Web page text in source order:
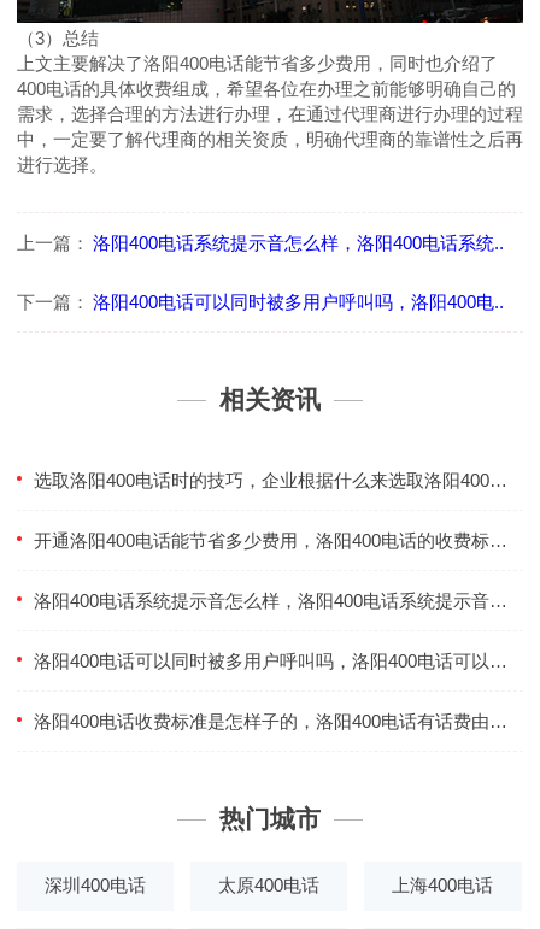
（3）总结
上文主要解决了洛阳400电话能节省多少费用，同时也介绍了
400电话的具体收费组成，希望各位在办理之前能够明确自己的
需求，选择合理的方法进行办理，在通过代理商进行办理的过程
中，一定要了解代理商的相关资质，明确代理商的靠谱性之后再
进行选择。
上一篇： 洛阳400电话系统提示音怎么样，洛阳400电话系统..
下一篇： 洛阳400电话可以同时被多用户呼叫吗，洛阳400电..
相关资讯
选取洛阳400电话时的技巧，企业根据什么来选取洛阳400电话
开通洛阳400电话能节省多少费用，洛阳400电话的收费标准是怎样的
洛阳400电话系统提示音怎么样，洛阳400电话系统提示音可以自行设定吗
洛阳400电话可以同时被多用户呼叫吗，洛阳400电话可以同时接听几个用户
洛阳400电话收费标准是怎样子的，洛阳400电话有话费由谁来支出
热门城市
深圳400电话 太原400电话 上海400电话